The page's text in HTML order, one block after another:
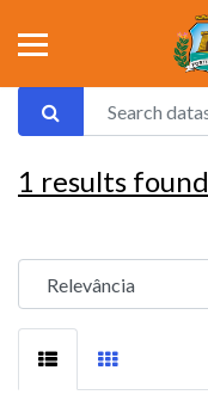
1 results found